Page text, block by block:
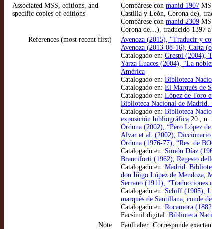
Associated MSS, editions, and
specific copies of editions
Compárese con manid 1907
Castilla y León, Corona de),
Compárese con manid 2309
Corona de…), traducido 1397
References (most recent first)
Avenoza (2015), “Traducir y
Avenoza (2013-08-16), Carta
Catalogado en: Grespi (2004),
Yarza Luaces (2004), “La
América
Catalogado en: Biblioteca
Catalogado en: El Marqués de
Catalogado en: López de Toro
Biblioteca Nacional de
Catalogado en: Biblioteca
exposición bibliográfica 20 , n.
Orduna (2002), “Pero López
Alvar et al. (2002), Diccionario
Orduna (1976-77), “Res. de
Catalogado en: Simón Díaz
Branciforti (1962), Regesto
Catalogado en: Madrid.
don Íñigo López de Mendoza,
Serrano (1911), “Traducciones
Catalogado en: Schiff (1905),
marquès de Santillana, conde
Catalogado en: Rocamora
Facsímil digital: Biblioteca
Note
Faulhaber: Corresponde